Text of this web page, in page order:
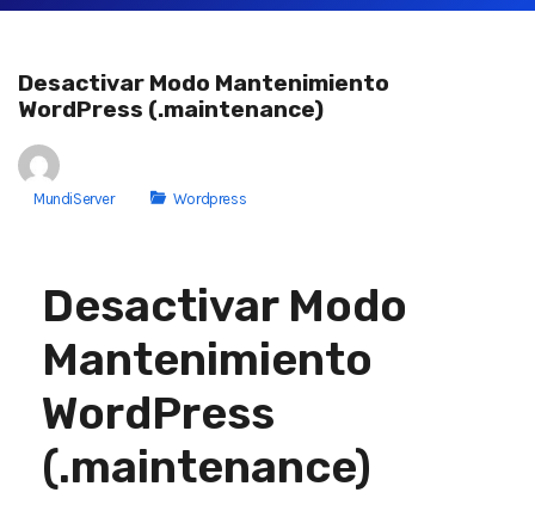
Desactivar Modo Mantenimiento
WordPress (.maintenance)
MundiServer Wordpress
Desactivar Modo
Mantenimiento
WordPress
(.maintenance)